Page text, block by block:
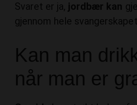
Svaret er ja, jordbær kan
gjennom hele svangerskapet.
Kan man
når man er